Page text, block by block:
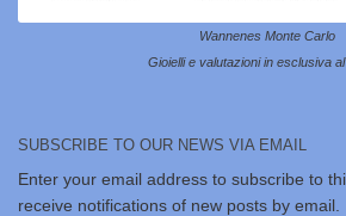
Wannenes Monte Carlo
Gioielli e valutazioni in esclusiva
SUBSCRIBE TO OUR NEWS VIA EMAIL
Enter your email address to subscribe to
receive notifications of new posts by email.